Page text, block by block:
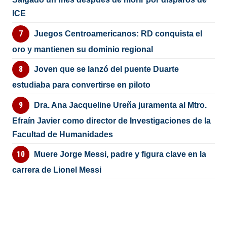
ICE
Juegos Centroamericanos: RD conquista el
oro y mantienen su dominio regional
Joven que se lanzó del puente Duarte
estudiaba para convertirse en piloto
Dra. Ana Jacqueline Ureña juramenta al Mtro.
Efraín Javier como director de Investigaciones de la
Facultad de Humanidades
Muere Jorge Messi, padre y figura clave en la
carrera de Lionel Messi